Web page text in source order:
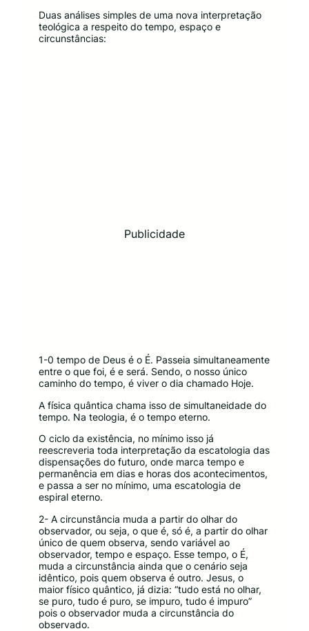
Duas análises simples de uma nova interpretação
teológica a respeito do tempo, espaço e
circunstâncias:
Publicidade
1-0 tempo de Deus é o É. Passeia simultaneamente
entre o que foi, é e será. Sendo, o nosso único
caminho do tempo, é viver o dia chamado Hoje.
A física quântica chama isso de simultaneidade do
tempo. Na teologia, é o tempo eterno.
O ciclo da existência, no mínimo isso já
reescreveria toda interpretação da escatologia das
dispensações do futuro, onde marca tempo e
permanência em dias e horas dos acontecimentos,
e passa a ser no mínimo, uma escatologia de
espiral eterno.
2- A circunstância muda a partir do olhar do
observador, ou seja, o que é, só é, a partir do olhar
único de quem observa, sendo variável ao
observador, tempo e espaço. Esse tempo, o É,
muda a circunstância ainda que o cenário seja
idêntico, pois quem observa é outro. Jesus, o
maior físico quântico, já dizia: “tudo está no olhar,
se puro, tudo é puro, se impuro, tudo é impuro”
pois o observador muda a circunstância do
observado.